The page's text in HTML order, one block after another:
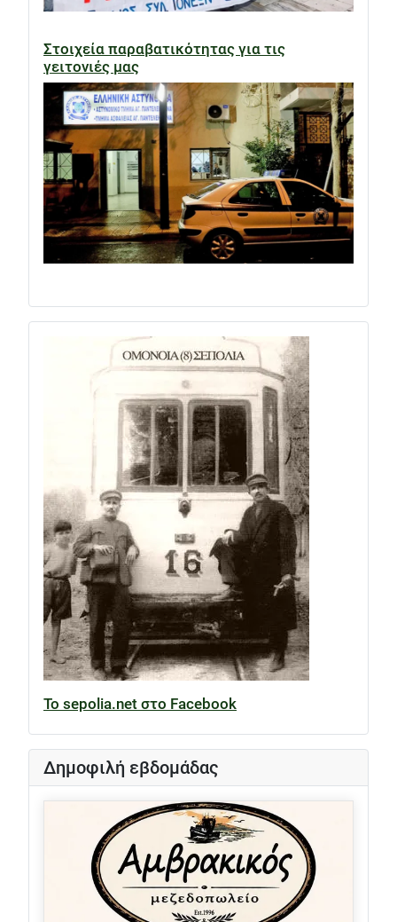
Στοιχεία παραβατικότητας για τις
γειτονιές μας
Το sepolia.net στο Facebook
Δημοφιλή εβδομάδας